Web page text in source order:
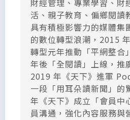
財經管理、專業學習、財
活、親子教育、偏鄉閱讀
具有積極影響力的媒體集
的數位轉型浪潮，2015
轉型元年推動「平網整合
年後「全閱讀」上線，推
2019 年《天下》進軍
一段「用耳朵讀新聞」的
年《天下》成立「會員中
員溝通，強化內容服務與